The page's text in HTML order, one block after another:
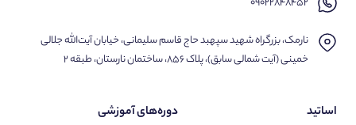
نارمک، بزرگراه شهید سپهبد حاج قاسم سلیمانی، خیابان آیت‌الله جلالی
خمینی (آیت شمالی سابق)، پلاک ۸۵۶، ساختمان نارستان، طبقه ۲
اساتید دوره‌های آموزشی